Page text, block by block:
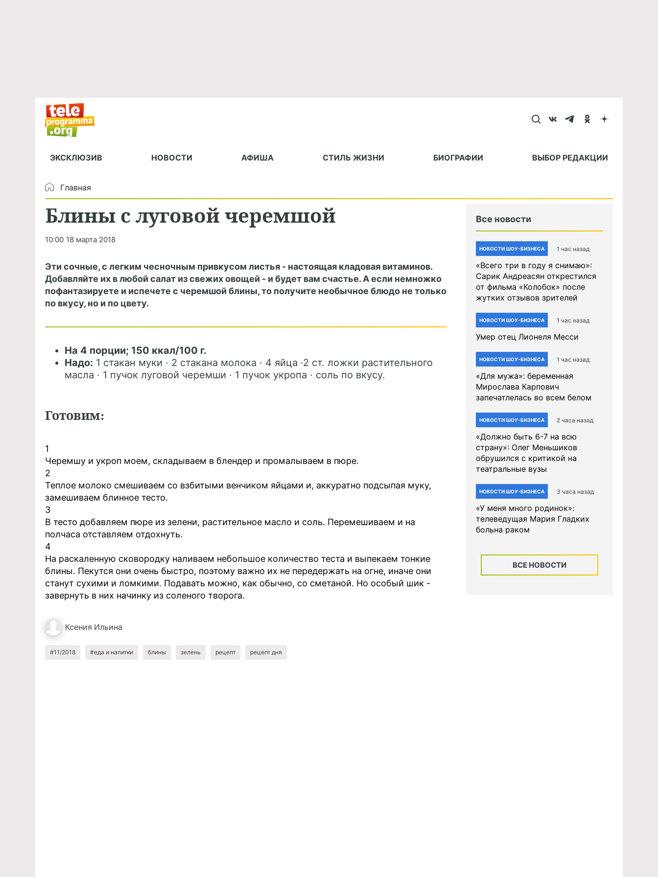
ЭКСКЛЮЗИВ НОВОСТИ АФИША СТИЛЬ ЖИЗНИ БИОГРАФИИ ВЫБОР РЕДАКЦИИ
Главная
Блины с луговой черемшой
10:00 18 марта 2018
Эти сочные, с легким чесночным привкусом листья - настоящая кладовая витаминов.
Добавляйте их в любой салат из свежих овощей - и будет вам счастье. А если немножко
пофантазируете и испечете с черемшой блины, то получите необычное блюдо не только
по вкусу, но и по цвету.
На 4 порции; 150 ккал/100 г.
Надо: 1 стакан муки · 2 стакана молока · 4 яйца ·2 ст. ложки растительного
масла · 1 пучок луговой черемши · 1 пучок укропа · соль по вкусу.
Готовим:
1
Черемшу и укроп моем, складываем в блендер и промалываем в пюре.
2
Теплое молоко смешиваем со взбитыми венчиком яйцами и, аккуратно подсыпая муку,
замешиваем блинное тесто.
3
В тесто добавляем пюре из зелени, растительное масло и соль. Перемешиваем и на
полчаса отставляем отдохнуть.
4
На раскаленную сковородку наливаем небольшое количество теста и выпекаем тонкие
блины. Пекутся они очень быстро, поэтому важно их не передержать на огне, иначе они
станут сухими и ломкими. Подавать можно, как обычно, со сметаной. Но особый шик -
завернуть в них начинку из соленого творога.
Ксения Ильина
#11/2018 #еда и напитки блины зелень рецепт рецепт дня
Все новости
НОВОСТИ ШОУ-БИЗНЕСА 1 час назад
«Всего три в году я снимаю»:
Сарик Андреасян открестился
от фильма «Колобок» после
жутких отзывов зрителей
НОВОСТИ ШОУ-БИЗНЕСА 1 час назад
Умер отец Лионеля Месси
НОВОСТИ ШОУ-БИЗНЕСА 1 час назад
«Для мужа»: беременная
Мирослава Карпович
запечатлелась во всем белом
НОВОСТИ ШОУ-БИЗНЕСА 2 часа назад
«Должно быть 6-7 на всю
страну»: Олег Меньшиков
обрушился с критикой на
театральные вузы
НОВОСТИ ШОУ-БИЗНЕСА 3 часа назад
«У меня много родинок»:
телеведущая Мария Гладких
больна раком
ВСЕ НОВОСТИ